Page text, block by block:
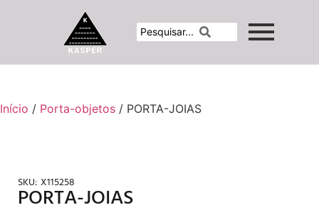
Início / Porta-objetos / PORTA-JOIAS
SKU: X115258
PORTA-JOIAS